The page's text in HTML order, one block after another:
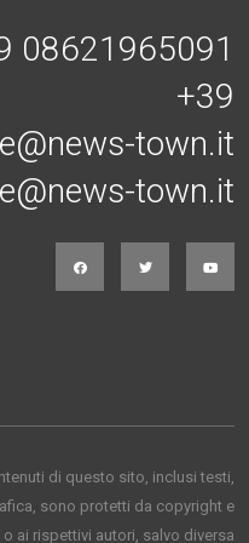
08621965091
+39
town.it
town.it
di questo sito, inclusi testi,
sono protetti da copyright e
ai rispettivi autori, salvo diversa